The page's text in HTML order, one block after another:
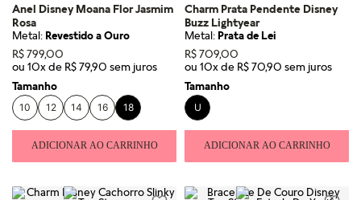
Anel Disney Moana Flor Jasmim
Rosa
Metal:Revestido a Ouro
R$799,00
ou 10x de R$79,90
Tamanho
10 12 14 16 18
ADICIONAR AO CARRINHO
Charm Prata Pendente Disney
Buzz Lightyear
Metal:Prata de Lei
R$709,00
ou 10x de R$70,90
Tamanho
U
ADICIONAR AO CARRINHO